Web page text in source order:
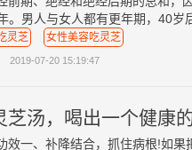
。男人与女人都有更年期，40岁
灵芝 女性美容吃灵芝
2019-07-20 15:19:47
芝汤，喝出一个健康的
效一、补降结合，抓住病根!如